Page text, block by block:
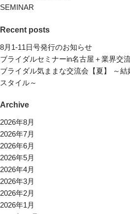
SEMINAR
Recent posts
8月1-11日号発行のお知らせ
ブライダルセミナーin名古屋＋業界交
ブライダル気ままな交流会【夏】 ～
スタイル～
Archive
2026年8月
2026年7月
2026年6月
2026年5月
2026年4月
2026年3月
2026年2月
2026年1月